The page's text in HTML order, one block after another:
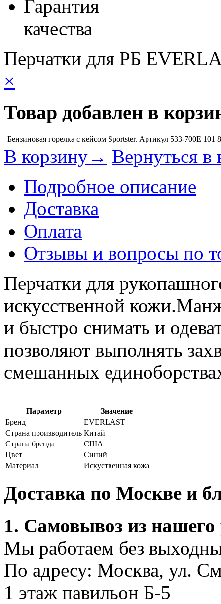
Гарантия
качества
Перчатки для РБ
×
Товар добавлен в
Бензиновая горелка с кейсом Sportster. Артикул 533-700E 101
В корзину→ Вернуться в
Подробное описание
Доставка
Оплата
Отзывы и вопросы по
Перчатки для
искусственной
и быстро снимать и
позволяют выполнять
смешанных
Параметр
Значение
Бренд
EVERLAST
Страна производитель Китай
Страна бренда
США
Цвет
Синий
Материал
Искуственная кожа
Доставка по Москве и
1. Самовывоз из нашего
Мы работаем без
По адресу: Москва, ул.
1 этаж павильон Б-5